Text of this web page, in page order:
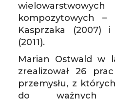
kompozytowych –
Kasprzaka (2007) i
(2011).
Marian Ostwald w
zrealizował 26
przemysłu, z
do ważnych